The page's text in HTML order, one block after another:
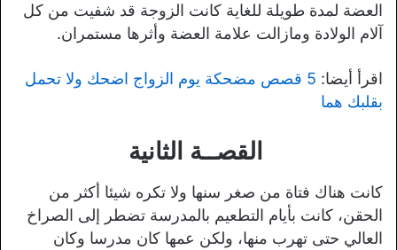
العضة لمدة طويلة للغاية كانت الزوجة قد شفيت من كل
آلام الولادة ومازالت علامة العضة وأثرها مستمران.
اقرأ أيضا:
5 قصص مضحكة يوم الزواج اضحك ولا تحمل
بقلبك هما
القصــة الثانية
كانت هناك فتاة من صغر سنها ولا تكره شيئا أكثر من
الحقن، كانت بأيام التطعيم بالمدرسة تضطر إلى الصراخ
العالي حتى تهرب منها، ولكن عمها كان مدرسا وكان